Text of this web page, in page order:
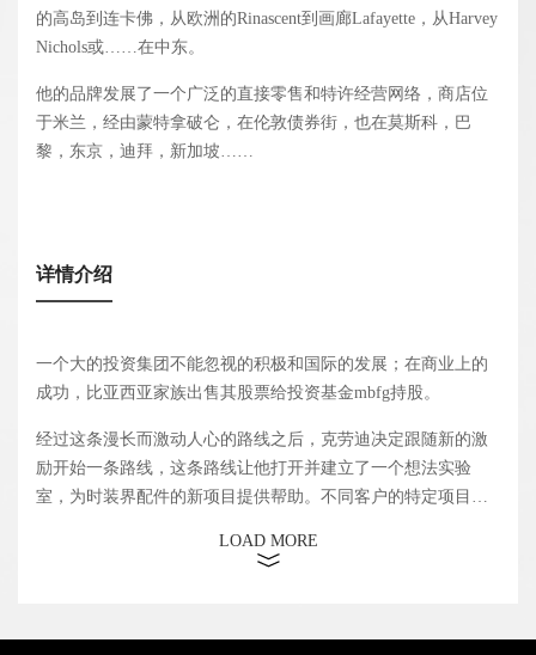
的高岛到连卡佛，从欧洲的Rinascent到画廊Lafayette，从Harvey
Nichols或……在中东。
他的品牌发展了一个广泛的直接零售和特许经营网络，商店位
于米兰，经由蒙特拿破仑，在伦敦债券街，也在莫斯科，巴
黎，东京，迪拜，新加坡……
详情介绍
一个大的投资集团不能忽视的积极和国际的发展；在商业上的
成功，比亚西亚家族出售其股票给投资基金mbfg持股。
经过这条漫长而激动人心的路线之后，克劳迪决定跟随新的激
励开始一条路线，这条路线让他打开并建立了一个想法实验
室，为时装界配件的新项目提供帮助。不同客户的特定项目的
户的所有需求；从设计到研究，创建心情板到创建定制材料，
Patrizia Pepe和卡米拉等。经过这条漫长而激动人心的路线之
LOAD MORE